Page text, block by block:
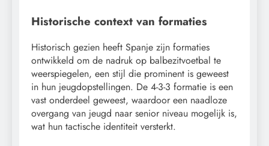
Historische context van formaties
Historisch gezien heeft Spanje zijn formaties
ontwikkeld om de nadruk op balbezitvoetbal te
weerspiegelen, een stijl die prominent is geweest
in hun jeugdopstellingen. De 4-3-3 formatie is een
vast onderdeel geweest, waardoor een naadloze
overgang van jeugd naar senior niveau mogelijk is,
wat hun tactische identiteit versterkt.